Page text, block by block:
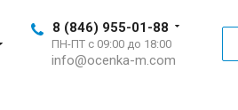
8 (846) 955-01-88
ПН-ПТ с 09:00 до 18:00
info@ocenka-m.com